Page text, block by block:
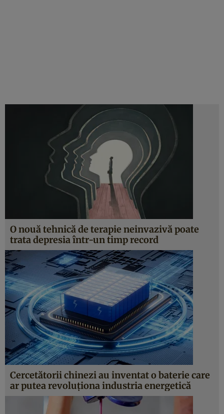
O nouă tehnică de terapie neinvazivă poate
trata depresia într-un timp record
Cercetătorii chinezi au inventat o baterie care
ar putea revoluționa industria energetică